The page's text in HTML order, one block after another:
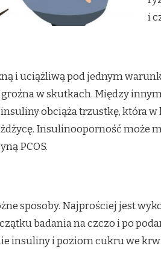
i
i uciążliwą pod jednym
w skutkach. Między
insuliny obciąża trzustkę, która
Insulinooporność może
PCOS.
sposoby. Najprościej jest
badania na czczo i po
insuliny i poziom cukru we